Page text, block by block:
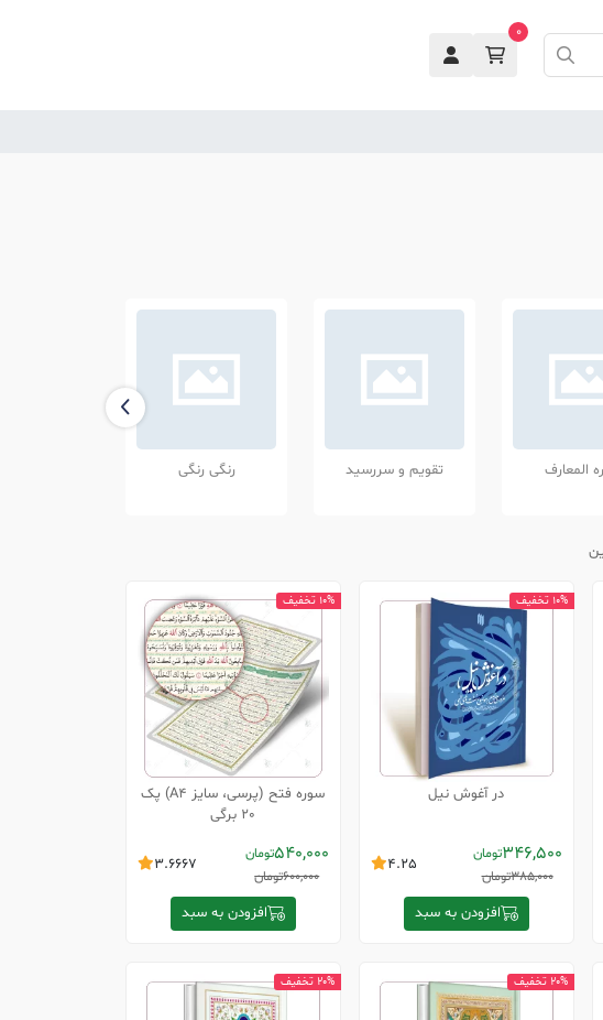
0
المعارف تقویم و سررسید رنگی رنگی
در آغوش نیل
346,500تومان
385,000تومان
4.25
افزودن به سبد
10% تخفیف
سوره فتح (پرسی، سایز A4) پک
20 برگی
540,000تومان
600,000تومان
3.6667
افزودن به سبد
10% تخفیف
20% تخفیف 20% تخفیف